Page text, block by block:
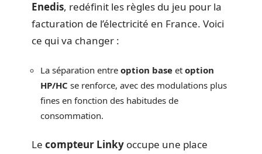
Enedis, redéfinit les règles du jeu pour la
facturation de l’électricité en France. Voici
ce qui va changer :
La séparation entre option base et option
HP/HC se renforce, avec des modulations plus
fines en fonction des habitudes de
consommation.
Le compteur Linky occupe une place